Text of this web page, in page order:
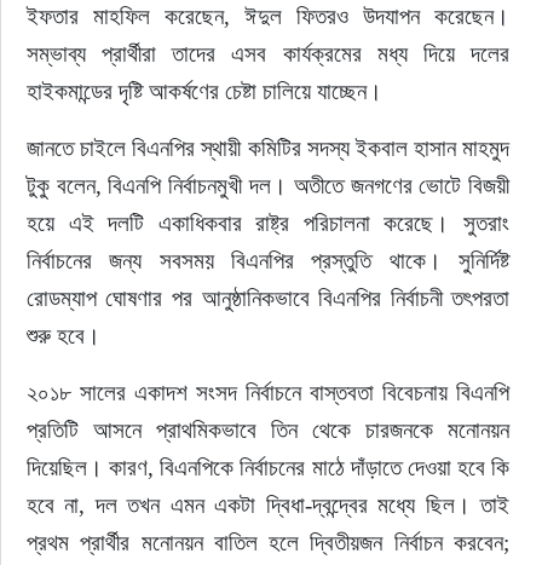
ইফতার মাহফিল করেছেন, ঈদুল ফিতরও উদযাপন করেছেন।
সম্ভাব্য প্রার্থীরা তাদের এসব কার্যক্রমের মধ্য দিয়ে দলের
হাইকমান্ডের দৃষ্টি আকর্ষণের চেষ্টা চালিয়ে যাচ্ছেন।
জানতে চাইলে বিএনপির স্থায়ী কমিটির সদস্য ইকবাল হাসান মাহমুদ
টুকু বলেন, বিএনপি নির্বাচনমুখী দল। অতীতে জনগণের ভোটে বিজয়ী
হয়ে এই দলটি একাধিকবার রাষ্ট্র পরিচালনা করেছে। সুতরাং
নির্বাচনের জন্য সবসময় বিএনপির প্রস্তুতি থাকে। সুনির্দিষ্ট
রোডম্যাপ ঘোষণার পর আনুষ্ঠানিকভাবে বিএনপির নির্বাচনী তৎপরতা
শুরু হবে।
২০১৮ সালের একাদশ সংসদ নির্বাচনে বাস্তবতা বিবেচনায় বিএনপি
প্রতিটি আসনে প্রাথমিকভাবে তিন থেকে চারজনকে মনোনয়ন
দিয়েছিল। কারণ, বিএনপিকে নির্বাচনের মাঠে দাঁড়াতে দেওয়া হবে কি
হবে না, দল তখন এমন একটা দ্বিধা-দ্বন্দ্বের মধ্যে ছিল। তাই
প্রথম প্রার্থীর মনোনয়ন বাতিল হলে দ্বিতীয়জন নির্বাচন করবেন;